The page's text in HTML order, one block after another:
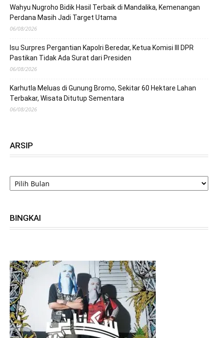
Wahyu Nugroho Bidik Hasil Terbaik di Mandalika, Kemenangan
Perdana Masih Jadi Target Utama
06/08/2026
Isu Surpres Pergantian Kapolri Beredar, Ketua Komisi III DPR
Pastikan Tidak Ada Surat dari Presiden
06/08/2026
Karhutla Meluas di Gunung Bromo, Sekitar 60 Hektare Lahan
Terbakar, Wisata Ditutup Sementara
06/08/2026
ARSIP
ARSIP
BINGKAI